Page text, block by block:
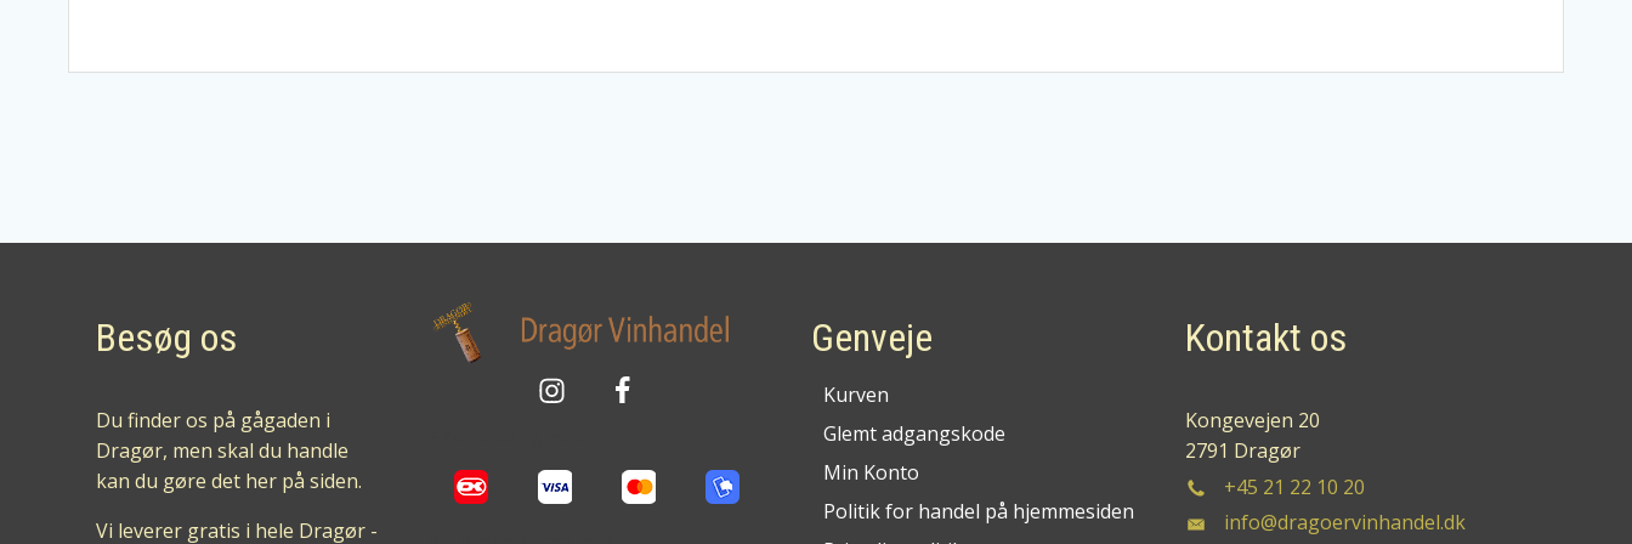
Besøg os
Du finder os på gågaden i
Dragør, men skal du handle
kan du gøre det her på siden.
Vi leverer gratis i hele Dragør -
Genveje
Kurven
Glemt adgangskode
Min Konto
Politik for handel på hjemmesiden
Kontakt os
Kongevejen 20
2791 Dragør
+45 21 22 10 20
info@dragoervinhandel.dk